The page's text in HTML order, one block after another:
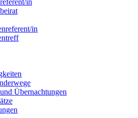
in
in
Übernachtungen